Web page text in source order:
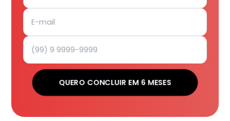
QUERO CONCLUIR EM 6 MESES